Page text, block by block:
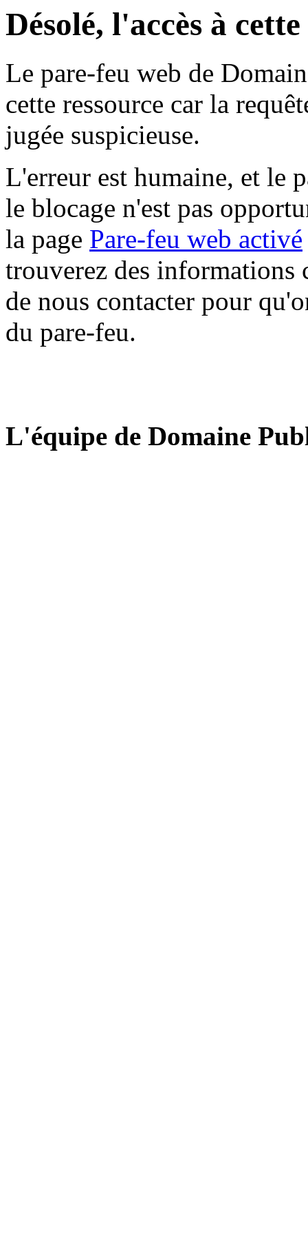
Désolé, l'accès à
Le pare-feu web de
cette ressource car la
jugée suspicieuse.
L'erreur est humaine, et le
le blocage n'est pas
la page Pare-feu web activé
trouverez des informations
de nous contacter pour
du pare-feu.
L'équipe de Domaine